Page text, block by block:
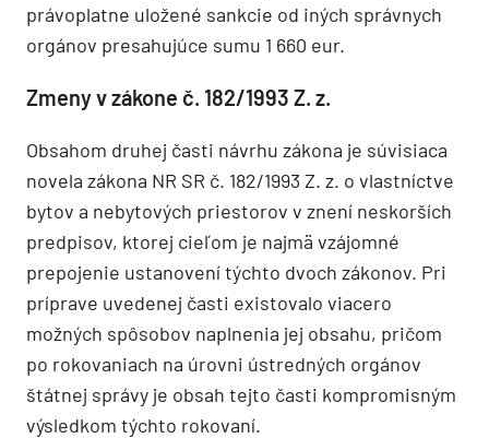
právoplatne uložené sankcie od iných správnych
orgánov presahujúce sumu 1 660 eur.
Zmeny v zákone č. 182/1993 Z. z.
Obsahom druhej časti návrhu zákona je súvisiaca
novela zákona NR SR č. 182/1993 Z. z. o vlastníctve
bytov a nebytových priestorov v znení neskorších
predpisov, ktorej cieľom je najmä vzájomné
prepojenie ustanovení týchto dvoch zákonov. Pri
príprave uvedenej časti existovalo viacero
možných spôsobov naplnenia jej obsahu, pričom
po rokovaniach na úrovni ústredných orgánov
štátnej správy je obsah tejto časti kompromisným
výsledkom týchto rokovaní.